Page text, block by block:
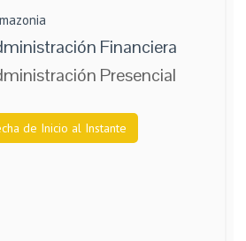
Financiera
Presencial
de Inicio al Instante